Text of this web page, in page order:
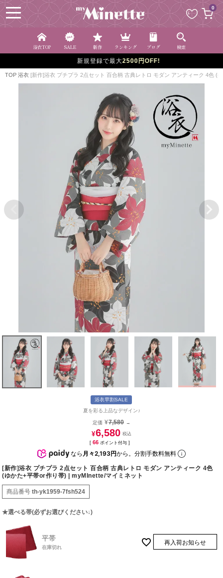
0
浴衣TOP SALE 新作 ランキング ブログ 検索
新規登録で最大2500円OFF!
TOP 浴衣 [新作]浴衣 プチプラ 2点セット 百合柄 古典レトロ モダン アンティーク 4色 (
浴衣早割SALE
夏を彩る上品なデザイン♪
定価 ¥7,580 →
¥6,580
[ 66 ポイント付与 ]
なら 月々2,193円から。分割手数料無料
[新作]浴衣 プチプラ 2点セット 百合柄 古典レトロ モダン アンティーク 4色
(ゆかた+平帯or作り帯) | myMInette/マイミネット
商品番号 th-yk1959-7fsh524
★選べる帯(必ずお選びください↓)
平帯
在庫切れ
再入荷お知らせ
ペー
ジト
ップ